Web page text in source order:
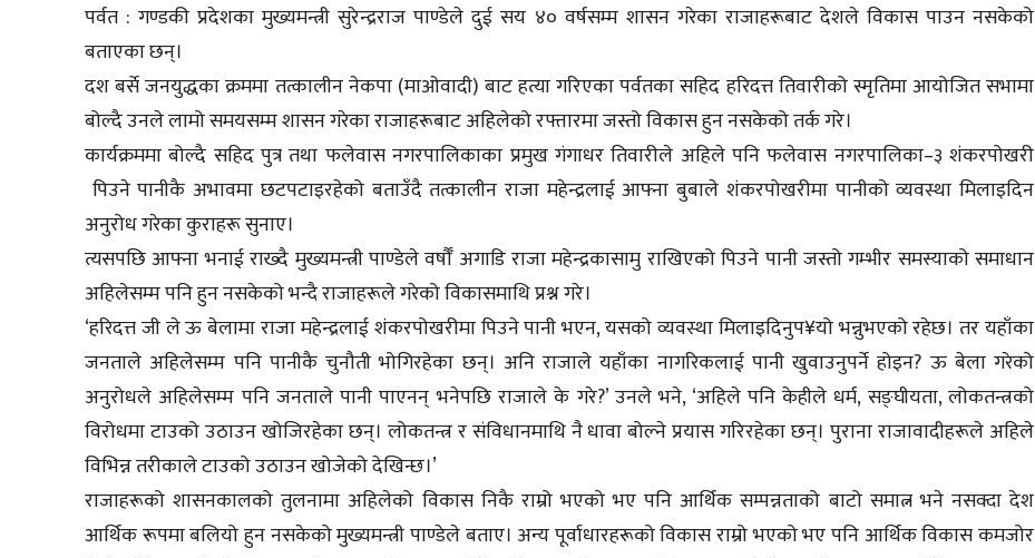
पर्वत : गण्डकी प्रदेशका मुख्यमन्त्री सुरेन्द्रराज पाण्डेले दुई सय ४० वर्षसम्म शासन गरेका राजाहरूबाट देशले विकास पाउन नसकेको
बताएका छन्।
दश बर्से जनयुद्धका क्रममा तत्कालीन नेकपा (माओवादी) बाट हत्या गरिएका पर्वतका सहिद हरिदत्त तिवारीको स्मृतिमा आयोजित सभामा
बोल्दै उनले लामो समयसम्म शासन गरेका राजाहरूबाट अहिलेको रफ्तारमा जस्तो विकास हुन नसकेको तर्क गरे।
कार्यक्रममा बोल्दै सहिद पुत्र तथा फलेवास नगरपालिकाका प्रमुख गंगाधर तिवारीले अहिले पनि फलेवास नगरपालिका–३ शंकरपोखरी
पिउने पानीकै अभावमा छटपटाइरहेको बताउँदै तत्कालीन राजा महेन्द्रलाई आफ्ना बुबाले शंकरपोखरीमा पानीको व्यवस्था मिलाइदिन
अनुरोध गरेका कुराहरू सुनाए।
त्यसपछि आफ्ना भनाई राख्दै मुख्यमन्त्री पाण्डेले वर्षौँ अगाडि राजा महेन्द्रकासामु राखिएको पिउने पानी जस्तो गम्भीर समस्याको समाधान
अहिलेसम्म पनि हुन नसकेको भन्दै राजाहरूले गरेको विकासमाथि प्रश्न गरे।
‘हरिदत्त जी ले ऊ बेलामा राजा महेन्द्रलाई शंकरपोखरीमा पिउने पानी भएन, यसको व्यवस्था मिलाइदिनुप¥यो भन्नुभएको रहेछ। तर यहाँका
जनताले अहिलेसम्म पनि पानीकै चुनौती भोगिरहेका छन्। अनि राजाले यहाँका नागरिकलाई पानी खुवाउनुपर्ने होइन? ऊ बेला गरेको
अनुरोधले अहिलेसम्म पनि जनताले पानी पाएनन् भनेपछि राजाले के गरे?’ उनले भने, ‘अहिले पनि केहीले धर्म, सङ्घीयता, लोकतन्त्रको
विरोधमा टाउको उठाउन खोजिरहेका छन्। लोकतन्त्र र संविधानमाथि नै धावा बोल्ने प्रयास गरिरहेका छन्। पुराना राजावादीहरूले अहिले
विभिन्न तरीकाले टाउको उठाउन खोजेको देखिन्छ।’
राजाहरूको शासनकालको तुलनामा अहिलेको विकास निकै राम्रो भएको भए पनि आर्थिक सम्पन्नताको बाटो समात्न भने नसक्दा देश
आर्थिक रूपमा बलियो हुन नसकेको मुख्यमन्त्री पाण्डेले बताए। अन्य पूर्वाधारहरूको विकास राम्रो भएको भए पनि आर्थिक विकास कमजोर